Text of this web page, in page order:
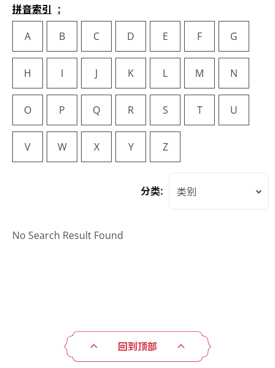
拼音索引
A
B C D E F G
H I J K L M N
O P Q R S T U
V W X Y Z
分类: 类别
No Search Result Found
回到顶部